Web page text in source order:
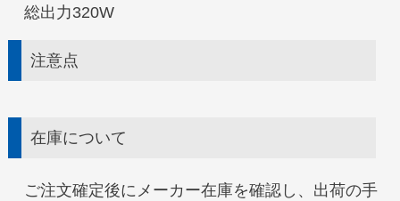
総出力320W
注意点
在庫について
ご注文確定後にメーカー在庫を確認し、出荷の手